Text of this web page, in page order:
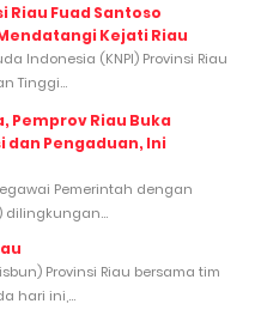
Riau Fuad Santoso
Kejati Riau
Indonesia (KNPI) Provinsi Riau
Tinggi...
Pemprov Riau Buka
dan Pengaduan, Ini
Pemerintah dengan
dilingkungan...
Provinsi Riau bersama tim
hari ini,...